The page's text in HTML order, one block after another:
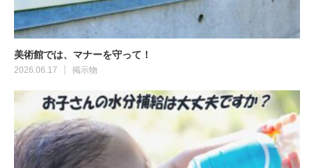
美術館では、マナーを守って！
2026.06.17 掲示物